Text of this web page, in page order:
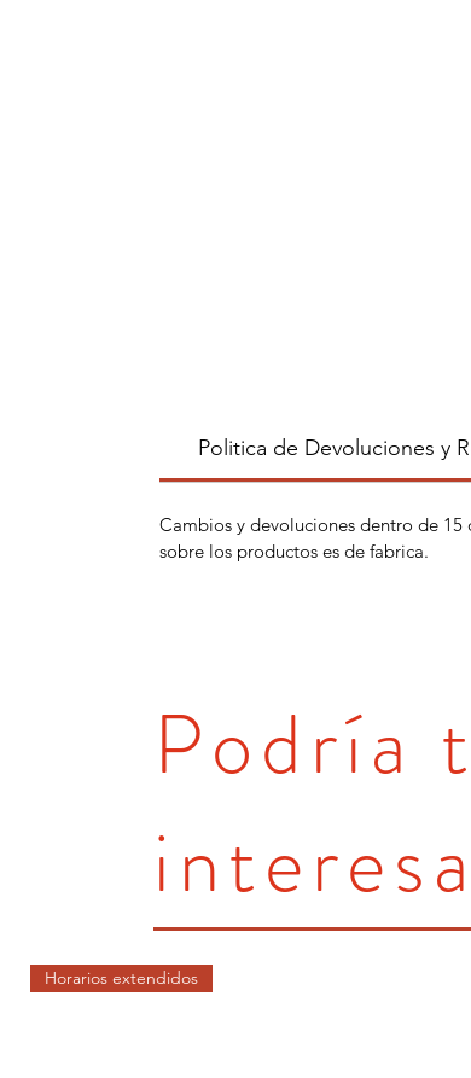
Politica de Devoluciones y
Cambios y devoluciones dentro de
sobre los productos es de fabrica.
Horarios extendidos
Podría